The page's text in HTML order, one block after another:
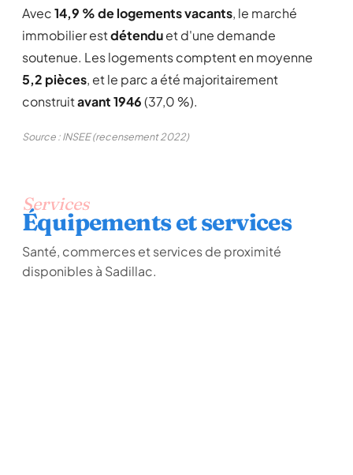
Avec14,9 % de logements vacants, le marché
immobilier estdétenduet d'une demande
soutenue. Les logements comptent en moyenne
5,2 pièces, et le parc a été majoritairement
construitavant 1946(37,0 %).
Source : INSEE (recensement 2022)
Services
Équipements et services
Santé, commerces et services de proximité
disponibles à Sadillac.